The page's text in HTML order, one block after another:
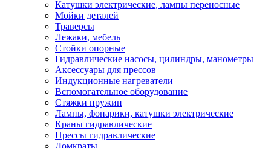
Катушки электрические, лампы переносные
Мойки деталей
Траверсы
Лежаки, мебель
Стойки опорные
Гидравлические насосы, цилиндры, манометры
Аксессуары для прессов
Индукционные нагреватели
Вспомогательное оборудование
Стяжки пружин
Лампы, фонарики, катушки электрические
Краны гидравлические
Прессы гидравлические
Домкраты